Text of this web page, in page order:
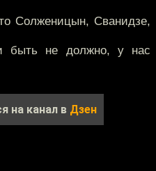
Солженицын, Сванидзе,
быть не должно, у нас
на канал в Дзен